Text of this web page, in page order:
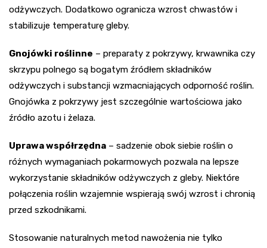
odżywczych. Dodatkowo ogranicza wzrost chwastów i
stabilizuje temperaturę gleby.
Gnojówki roślinne – preparaty z pokrzywy, krwawnika czy
skrzypu polnego są bogatym źródłem składników
odżywczych i substancji wzmacniających odporność roślin.
Gnojówka z pokrzywy jest szczególnie wartościowa jako
źródło azotu i żelaza.
Uprawa współrzędna – sadzenie obok siebie roślin o
różnych wymaganiach pokarmowych pozwala na lepsze
wykorzystanie składników odżywczych z gleby. Niektóre
połączenia roślin wzajemnie wspierają swój wzrost i chronią
przed szkodnikami.
Stosowanie naturalnych metod nawożenia nie tylko